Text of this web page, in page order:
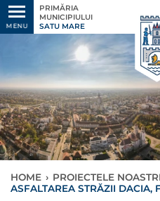
MENU
PRIMĂRIA
MUNICIPIULUI
SATU MARE
HOME › PROIECTELE
ASFALTAREA STRĂZII DACIA,